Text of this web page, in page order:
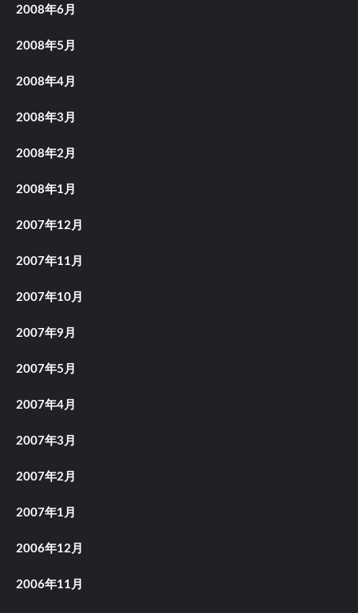
2008年6月
2008年5月
2008年4月
2008年3月
2008年2月
2008年1月
2007年12月
2007年11月
2007年10月
2007年9月
2007年5月
2007年4月
2007年3月
2007年2月
2007年1月
2006年12月
2006年11月